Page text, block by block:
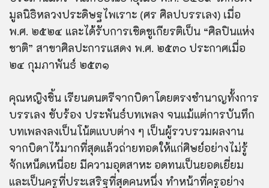
มูลนิธิหลวงประดิษฐไพเราะ (ศร ศิลปบรรเลง) เมื่อ
พ.ศ. ๒๕๒๔ และได้รับการเชิดชูเกียรติเป็น “ศิลปินแห่ง
ชาติ” สาขาศิลปะการแสดง พ.ศ. ๒๕๓๐ ประกาศเมื่อ
๒๔ กุมภาพันธ์ ๒๕๓๑
คุณหญิงชิ้น เรียนดนตรีจากบิดาโดยตรงชำนาญทั้งการ
บรรเลง ขับร้อง ประพันธ์บทเพลง จนแม้แต่การบันทึก
บทเพลงลงเป็นโน้ตแบบต่าง ๆ เป็นผู้รวบรวมผลงาน
จากบิดาไว้มากที่สุดแล้วถ่ายทอดให้แก่ศิษย์อย่างไม่รู้
จักเหน็ดเหนื่อย มีความอุตสาหะ อดทนเป็นยอดเยี่ยม
และเป็นครูที่ประเสริฐที่สุดคนหนึ่ง ทำหน้าที่ครูอย่าง